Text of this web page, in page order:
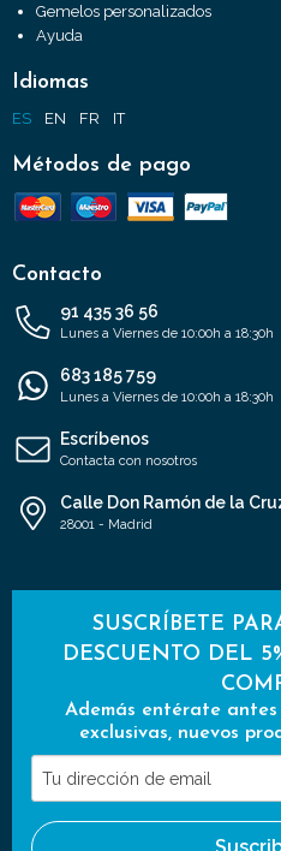
Gemelos personalizados
Ayuda
Idiomas
ES EN FR IT
Métodos de pago
Contacto
91 435 36 56
Lunes a Viernes de 10:00h a 18:30h
683 185 759
Lunes a Viernes de 10:00h a 18:30h
Escríbenos
Contacta con nosotros
Calle Don Ramón de la
28001 - Madrid
SUSCRÍBETE
DESCUENTO DEL
Además entérate
exclusivas, nuevos
Tu
dirección
de